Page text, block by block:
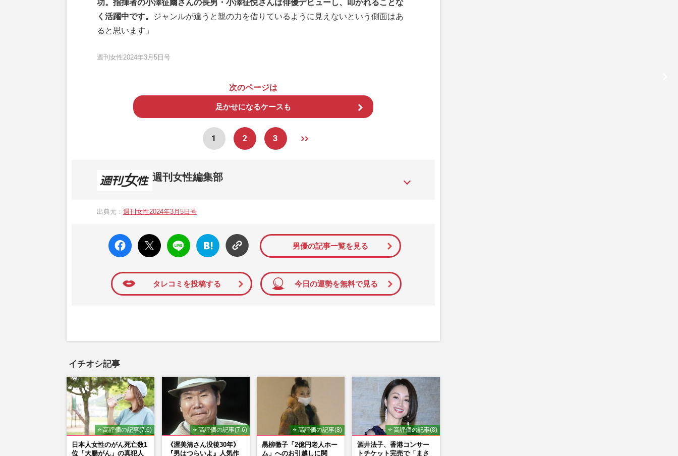
功。指揮者の小澤征爾さんの長男・小澤征悦さんは俳優デビューし、叩かれることな
く活躍中です。
ジャンルが違うと親の力を借りているように見えないという側面はあ
ると思います」
週刊女性2024年3月5日号
次のページは
足かせになるケースも
1 2 3
週刊女性編集部
母”が抱える400万円超の“借金トラブル”」報道をスクープ。この一報から約2か月後、宮内庁は結婚延期を
出典元： 週刊女性2024年3月5日号
faceboo
k いい
ね
X ポス
ト
LINE
はてな
ブック
マーク
男優の記事一覧を見る
タレコミを投稿する 今日の運勢を無料で見る
イチオシ記事
⭐ 高評価の記事(7.6)
日本人女性のがん死亡数1
位「大腸がん」の真犯人
⭐ 高評価の記事(7.6)
《渥美清さん没後30年》
『男はつらいよ』人気作
⭐ 高評価の記事(8)
黒柳徹子「2億円老人ホー
ム」へのお引越しに関
⭐ 高評価の記事(8)
酒井法子、香港コンサー
トチケット完売で「まさ